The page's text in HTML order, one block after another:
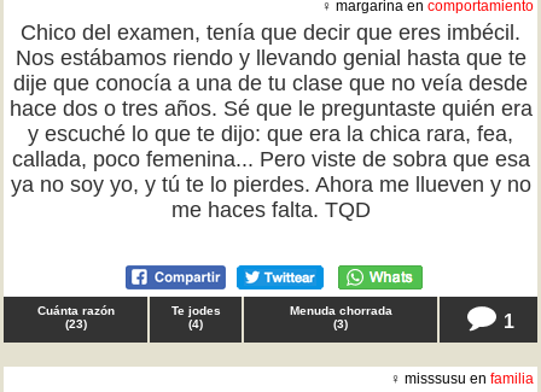
♀ margarina en comportamiento
Chico del examen, tenía que decir que eres imbécil.
Nos estábamos riendo y llevando genial hasta que te
dije que conocía a una de tu clase que no veía desde
hace dos o tres años. Sé que le preguntaste quién era
y escuché lo que te dijo: que era la chica rara, fea,
callada, poco femenina... Pero viste de sobra que esa
ya no soy yo, y tú te lo pierdes. Ahora me llueven y no
me haces falta. TQD
Cuánta razón
(23)
Te jodes
(4)
Menuda chorrada
(3) 1
♀ misssusu en familia